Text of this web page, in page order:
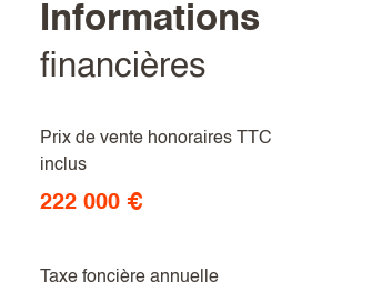
informations
financières
Prix de vente honoraires TTC
inclus
222 000 €
Taxe foncière annuelle